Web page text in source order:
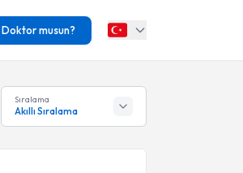
Doktor musun?
Sıralama
Akıllı Sıralama